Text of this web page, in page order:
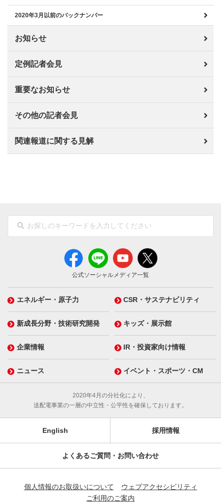
2020年3月以前のバックナンバー
お知らせ
定例記者会見
重要なお知らせ
その他の記者会見
関連報道に関する見解
公式ソーシャルメディア一覧
エネルギー・原子力 CSR・サステナビリティ
新成長分野・技術研究開発 キッズ・展示館
企業情報 IR・投資家向け情報
ニュース イベント・スポーツ・CM
2020年4月の分社化により、
送配電事業の一層の中立性・公平性を確保しております。
English 採用情報
よくあるご質問・お問い合わせ
個人情報のお取扱いについて
ウェブアクセシビリティ
ご利用のご案内